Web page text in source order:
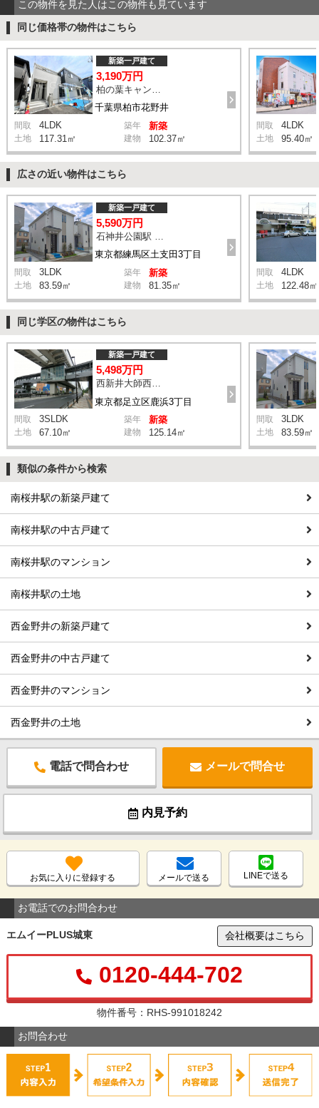
この物件を見た人はこの物件も見ています
同じ価格帯の物件はこちら
千葉県柏市花野井
新築一戸建て
3,190万円
間取 4LDK 築年 新築
土地 117.31㎡ 建物 102.37㎡
間取 4LDK
土地 95.40㎡
広さの近い物件はこちら
東京都練馬区土支田3丁目
新築一戸建て
5,590万円
石神井公園駅 橋戸小学校 バス15分 停歩4分
間取 3LDK 築年 新築
土地 83.59㎡ 建物 81.35㎡
間取 4LDK
土地 122.48㎡
同じ学区の物件はこちら
東京都足立区鹿浜3丁目
新築一戸建て
5,498万円
西新井大師西駅 鹿浜三丁目交差点 バス14分 停歩4分
間取 3SLDK 築年 新築
土地 67.10㎡ 建物 125.14㎡
間取 3LDK
土地 83.59㎡
類似の条件から検索
南桜井駅の新築戸建て
南桜井駅の中古戸建て
南桜井駅のマンション
南桜井駅の土地
西金野井の新築戸建て
西金野井の中古戸建て
西金野井のマンション
西金野井の土地
電話で問合わせ メールで問合せ
内見予約
お気に入りに登録する メールで送る LINEで送る
お電話でのお問合わせ
エムイーPLUS城東 会社概要はこちら
0120-444-702
物件番号：RHS-991018242
お問合わせ